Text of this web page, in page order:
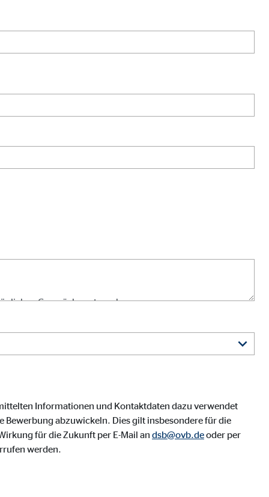
Informationen und Kontaktdaten dazu verwendet
abzuwickeln. Dies gilt insbesondere für die
für die Zukunft per E-Mail an dsb@ovb.deoder per
werden.
von externen Medien